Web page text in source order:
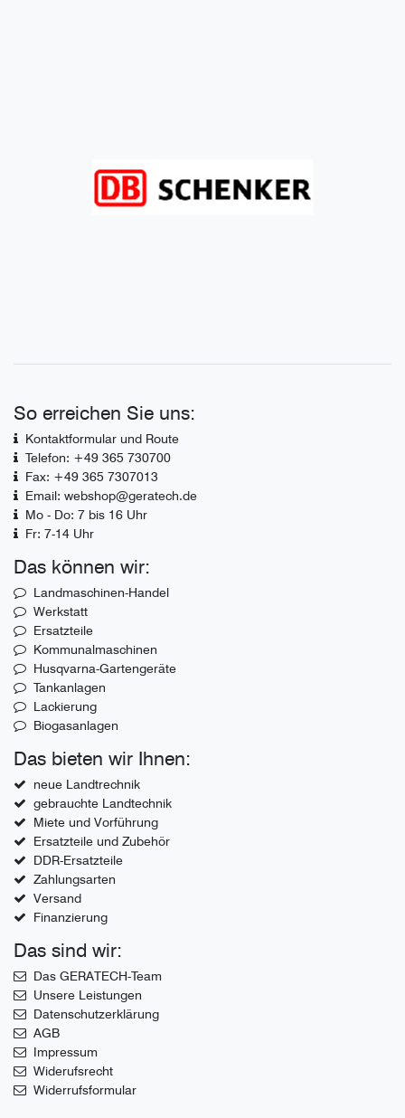
So erreichen Sie uns:
Kontaktformular und Route
Telefon: +49 365 730700
Fax: +49 365 7307013
Email: webshop@geratech.de
Mo - Do: 7 bis 16 Uhr
Fr: 7-14 Uhr
Das können wir:
Landmaschinen-Handel
Werkstatt
Ersatzteile
Kommunalmaschinen
Husqvarna-Gartengeräte
Tankanlagen
Lackierung
Biogasanlagen
Das bieten wir Ihnen:
neue Landtrechnik
gebrauchte Landtechnik
Miete und Vorführung
Ersatzteile und Zubehör
DDR-Ersatzteile
Zahlungsarten
Versand
Finanzierung
Das sind wir:
Das GERATECH-Team
Unsere Leistungen
Datenschutzerklärung
AGB
Impressum
Widerufsrecht
Widerrufsformular